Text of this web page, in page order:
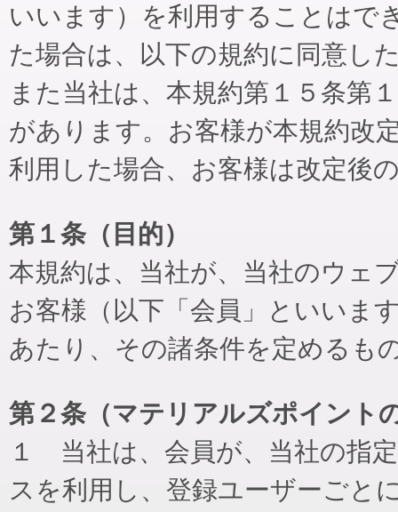
いいます）を利用することはで
た場合は、以下の規約に同意し
また当社は、本規約第１５条第
があります。お客様が本規約改
利用した場合、お客様は改定後
第１条（目的）
本規約は、当社が、当社のウェ
お客様（以下「会員」といいま
あたり、その諸条件を定めるも
第２条（マテリアルズポイント
１ 当社は、会員が、当社の指
スを利用し、登録ユーザーごと